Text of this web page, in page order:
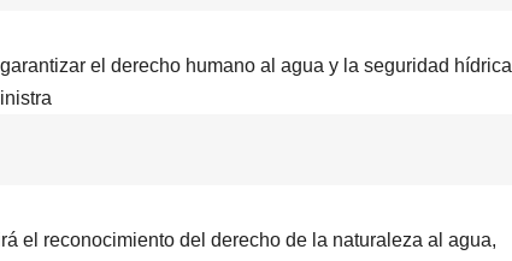
el derecho humano al agua y la seguridad hídrica
el reconocimiento del derecho de la naturaleza al agua,